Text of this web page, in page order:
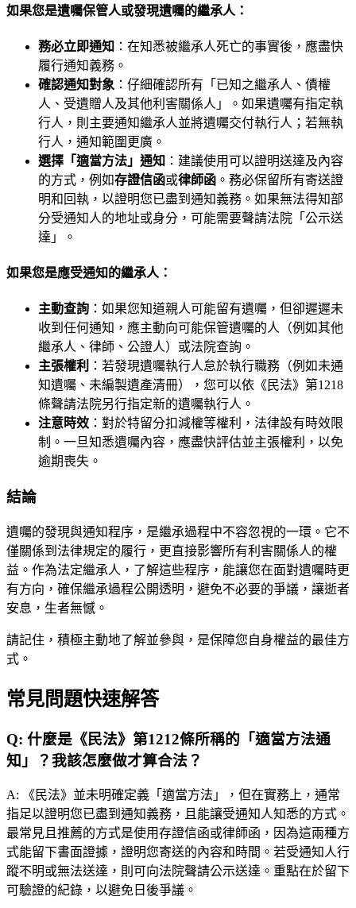
如果您是遺囑保管人或發現遺囑的繼承人：
務必立即通知 ：在知悉被繼承人死亡的事實後，應盡快
履行通知義務。
確認通知對象 ：仔細確認所有「已知之繼承人、債權
人、受遺贈人及其他利害關係人」。如果遺囑有指定執
行人，則主要通知繼承人並將遺囑交付執行人；若無執
行人，通知範圍更廣。
選擇「適當方法」通知 ：建議使用可以證明送達及內容
的方式，例如存證信函或律師函 。務必保留所有寄送證
明和回執，以證明您已盡到通知義務。如果無法得知部
分受通知人的地址或身分，可能需要聲請法院「公示送
達」。
如果您是應受通知的繼承人：
主動查詢 ：如果您知道親人可能留有遺囑，但卻遲遲未
收到任何通知，應主動向可能保管遺囑的人（例如其他
繼承人、律師、公證人）或法院查詢。
主張權利 ：若發現遺囑執行人怠於執行職務（例如未通
知遺囑、未編製遺產清冊），您可以依《民法》第1218
條聲請法院另行指定新的遺囑執行人。
注意時效 ：對於特留分扣減權等權利，法律設有時效限
制。一旦知悉遺囑內容，應盡快評估並主張權利，以免
逾期喪失。
結論
遺囑的發現與通知程序，是繼承過程中不容忽視的一環。它不
僅關係到法律規定的履行，更直接影響所有利害關係人的權
益。作為法定繼承人，了解這些程序，能讓您在面對遺囑時更
有方向，確保繼承過程公開透明，避免不必要的爭議，讓逝者
安息，生者無憾。
請記住，積極主動地了解並參與，是保障您自身權益的最佳方
式。
常見問題快速解答
Q: 什麼是《民法》第1212條所稱的「適當方法通
知」？我該怎麼做才算合法？
A:
《民法》並未明確定義「適當方法」，但在實務上，通常
指足以證明您已盡到通知義務，且能讓受通知人知悉的方式。
最常見且推薦的方式是使用存證信函或律師函，因為這兩種方
式能留下書面證據，證明您寄送的內容和時間。若受通知人行
蹤不明或無法送達，則可向法院聲請公示送達。重點在於留下
可驗證的紀錄，以避免日後爭議。